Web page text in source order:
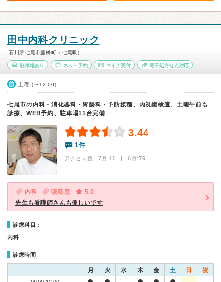
田中内科クリニック
石川県七尾市藤橋町（七尾駅）
駐車場あり ネット予約 マイナ受付 電子処方せん対応
土曜（〜12:00）
七尾市の内科・消化器科・胃腸科・予防接種、内視鏡検査、土曜午前も
診療、WEB予約、駐車場11台完備
3.44
1件
アクセス数 7月:41 | 6月:76
内科 咳喘息
5.0
先生も看護師さんも優しいです
診療科目：
内科
診療時間
月 火 水 木 金 土 日 祝